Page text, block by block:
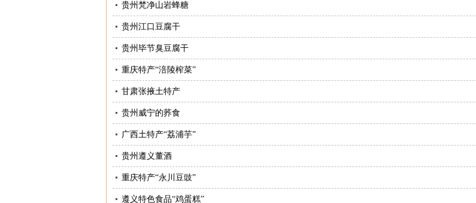
贵州梵净山岩蜂糖
贵州江口豆腐干
贵州毕节臭豆腐干
重庆特产“涪陵榨菜”
甘肃张掖土特产
贵州威宁的荞食
广西土特产“荔浦芋”
贵州遵义董酒
重庆特产“永川豆豉”
遵义特色食品“鸡蛋糕”